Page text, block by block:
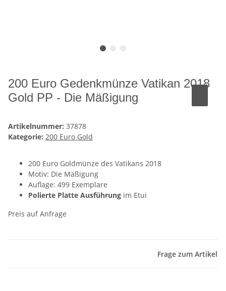
200 Euro Gedenkmünze Vatikan 2018
Gold PP - Die Mäßigung
Artikelnummer: 37878
Kategorie: 200 Euro Gold
200 Euro Goldmünze des Vatikans 2018
Motiv: Die Mäßigung
Auflage: 499 Exemplare
Polierte Platte Ausführung im Etui
Preis auf Anfrage
Frage zum Artikel